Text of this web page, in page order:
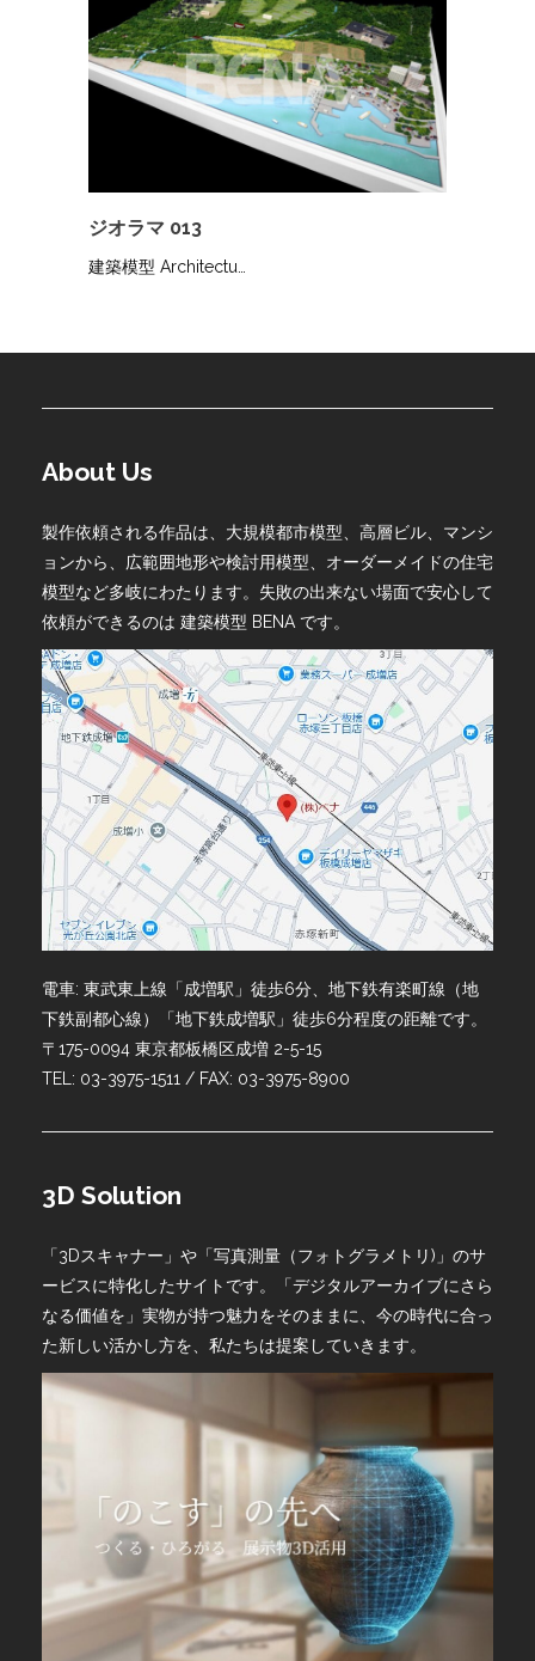
ジオラマ 013
建築模型 Architectu…
About Us
製作依頼される作品は、大規模都市模型、高層ビル、マンシ
ョンから、広範囲地形や検討用模型、オーダーメイドの住宅
模型など多岐にわたります。失敗の出来ない場面で安心して
依頼ができるのは 建築模型 BENA です。
電車: 東武東上線「成増駅」徒歩6分、地下鉄有楽町線（地
下鉄副都心線）「地下鉄成増駅」徒歩6分程度の距離です。
〒175-0094 東京都板橋区成増 2-5-15
TEL: 03-3975-1511 / FAX: 03-3975-8900
3D Solution
「3Dスキャナー」や「写真測量（フォトグラメトリ)」のサ
ービスに特化したサイトです。「デジタルアーカイブにさら
なる価値を」実物が持つ魅力をそのままに、今の時代に合っ
た新しい活かし方を、私たちは提案していきます。